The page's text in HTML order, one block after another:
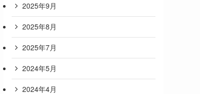
2025年9月
2025年8月
2025年7月
2024年5月
2024年4月